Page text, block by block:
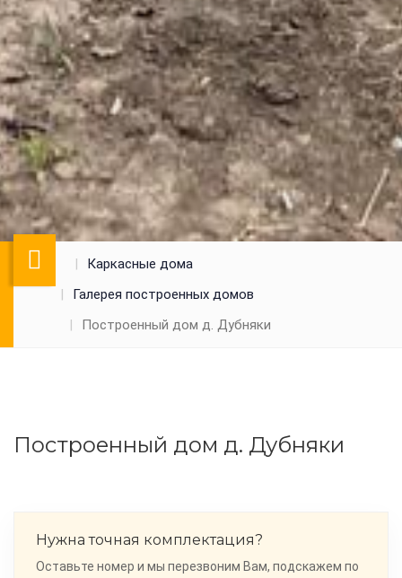
Каркасные дома
Галерея построенных домов
Построенный дом д. Дубняки
Построенный дом д. Дубняки
Нужна точная комплектация?
Оставьте номер и мы перезвоним Вам, подскажем по